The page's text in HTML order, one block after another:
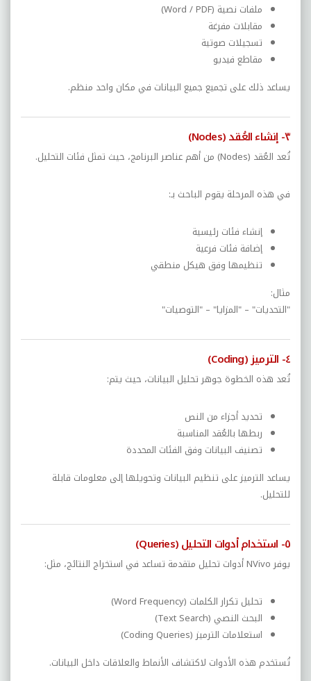
ملفات نصية (Word / PDF)
مقابلات مفرغة
تسجيلات صوتية
مقاطع فيديو
يساعد ذلك على تجميع جميع البيانات في مكان واحد منظم.
٣- إنشاء العُقد (Nodes)
تُعد العُقد (Nodes) من أهم عناصر البرنامج، حيث تمثل فئات التحليل.
في هذه المرحلة يقوم الباحث بـ:
إنشاء فئات رئيسية
إضافة فئات فرعية
تنظيمها وفق هيكل منطقي
مثال:
"التحديات" – "المزايا" – "التوصيات"
٤- الترميز (Coding)
تُعد هذه الخطوة جوهر تحليل البيانات، حيث يتم:
تحديد أجزاء من النص
ربطها بالعُقد المناسبة
تصنيف البيانات وفق الفئات المحددة
يساعد الترميز على تنظيم البيانات وتحويلها إلى معلومات قابلة
للتحليل.
٥- استخدام أدوات التحليل (Queries)
يوفر NVivo أدوات تحليل متقدمة تساعد في استخراج النتائج، مثل:
تحليل تكرار الكلمات (Word Frequency)
البحث النصي (Text Search)
استعلامات الترميز (Coding Queries)
تُستخدم هذه الأدوات لاكتشاف الأنماط والعلاقات داخل البيانات.